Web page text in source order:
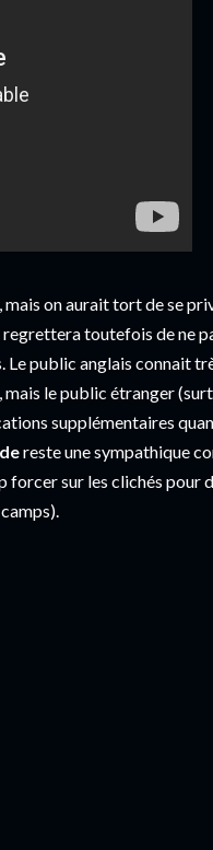
mais on aurait tort de se
toutefois de ne
Le public anglais connait
le public étranger
supplémentaires
reste une sympathique
sur les clichés pour